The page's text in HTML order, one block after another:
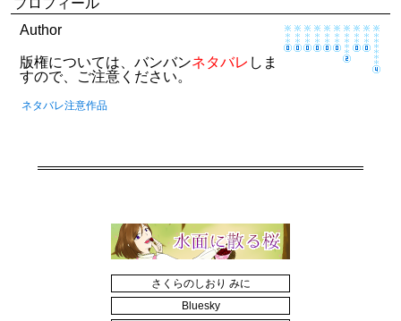
プロフィール
Author
版権については、バンバンネタバレ しま
すので、ご注意ください。
ネタバレ注意作品
さくらのしおり みに
Bluesky